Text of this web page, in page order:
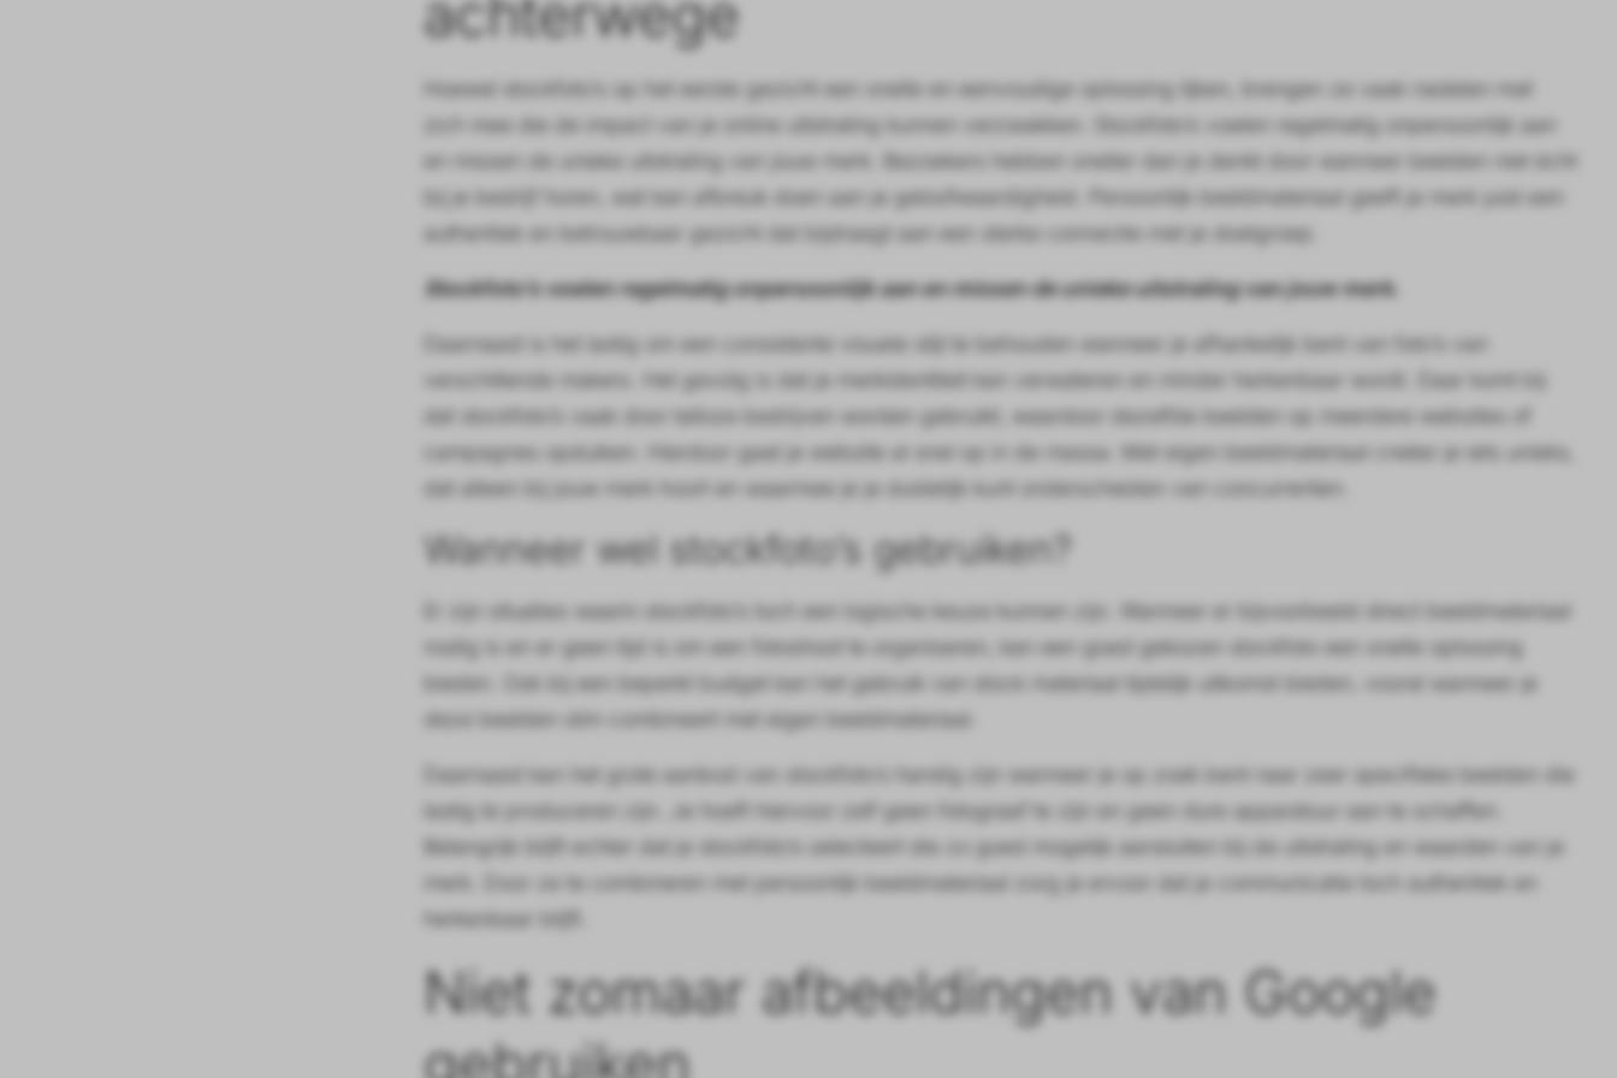
achterwege
Hoewel stockfoto’s op het eerste gezicht een snelle en eenvoudige oplossing lijken, brengen ze vaak nadelen met
zich mee die de impact van je online uitstraling kunnen verzwakken. Stockfoto’s voelen regelmatig onpersoonlijk aan
en missen de unieke uitstraling van jouw merk. Bezoekers hebben sneller dan je denkt door wanneer beelden niet écht
bij je bedrijf horen, wat kan afbreuk doen aan je geloofwaardigheid. Persoonlijk beeldmateriaal geeft je merk juist een
authentiek en betrouwbaar gezicht dat bijdraagt aan een sterke connectie met je doelgroep.
Stockfoto’s voelen regelmatig onpersoonlijk aan en missen de unieke uitstraling van jouw merk.
Daarnaast is het lastig om een consistente visuele stijl te behouden wanneer je afhankelijk bent van foto’s van
verschillende makers. Het gevolg is dat je merkidentiteit kan verwateren en minder herkenbaar wordt. Daar komt bij
dat stockfoto’s vaak door talloze bedrijven worden gebruikt, waardoor dezelfde beelden op meerdere websites of
campagnes opduiken. Hierdoor gaat je website al snel op in de massa. Met eigen beeldmateriaal creëer je iets unieks,
dat alleen bij jouw merk hoort en waarmee je je duidelijk kunt onderscheiden van concurrenten.
Wanneer wel stockfoto’s gebruiken?
Er zijn situaties waarin stockfoto’s toch een logische keuze kunnen zijn. Wanneer er bijvoorbeeld direct beeldmateriaal
nodig is en er geen tijd is om een fotoshoot te organiseren, kan een goed gekozen stockfoto een snelle oplossing
bieden. Ook bij een beperkt budget kan het gebruik van stock materiaal tijdelijk uitkomst bieden, vooral wanneer je
deze beelden slim combineert met eigen beeldmateriaal.
Daarnaast kan het grote aanbod van stockfoto’s handig zijn wanneer je op zoek bent naar zeer specifieke beelden die
lastig te produceren zijn. Je hoeft hiervoor zelf geen fotograaf te zijn en geen dure apparatuur aan te schaffen.
Belangrijk blijft echter dat je stockfoto’s selecteert die zo goed mogelijk aansluiten bij de uitstraling en waarden van je
merk. Door ze te combineren met persoonlijk beeldmateriaal zorg je ervoor dat je communicatie toch authentiek en
herkenbaar blijft.
Niet zomaar afbeeldingen van Google